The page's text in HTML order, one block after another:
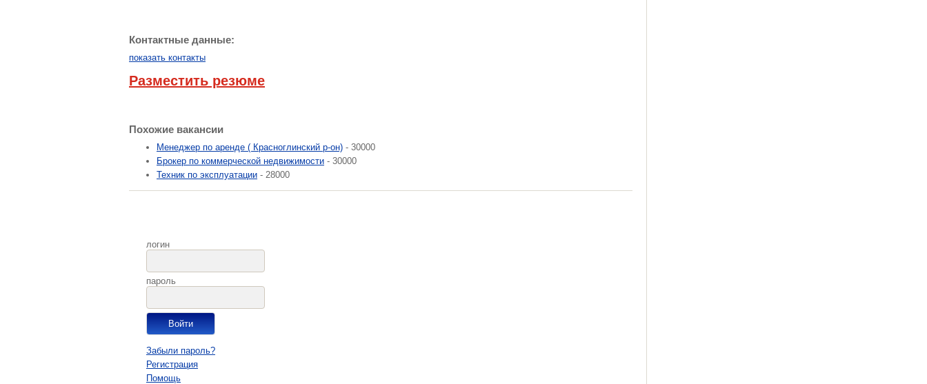
Контактные данные:
показать контакты
Разместить резюме
Похожие вакансии
Менеджер по аренде ( Красноглинский р-он) - 30000
Брокер по коммерческой недвижимости - 30000
Техник по эксплуатации - 28000
логин
пароль
Забыли пароль?
Регистрация
Помощь